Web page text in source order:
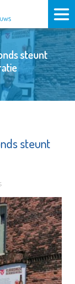
steunt
steunt